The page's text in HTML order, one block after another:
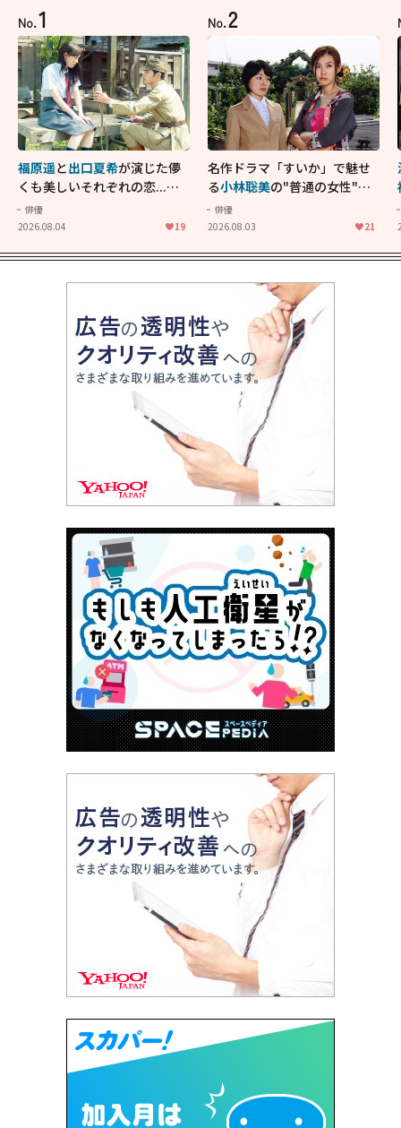
No.1
福原遥と出口夏希が演じた儚
くも美しいそれぞれの恋...生
きることの尊さを教えてくれ
た映画「あの花が咲く丘で、
俳優
2026.08.04
19
No.2
名作ドラマ「すいか」で魅せ
る小林聡美の"普通の女性"が
大人に刺さる...映画「かもめ
食堂」にも通じる静かな芝居
俳優
2026.08.03
21